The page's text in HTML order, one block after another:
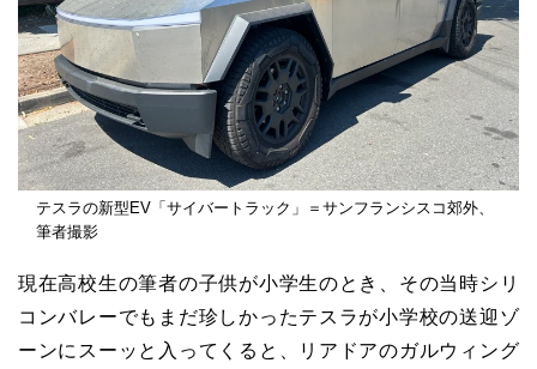
テスラの新型EV「サイバートラック」＝サンフランシスコ郊外、
筆者撮影
現在高校生の筆者の子供が小学生のとき、その当時シリ
コンバレーでもまだ珍しかったテスラが小学校の送迎ゾ
ーンにスーッと入ってくると、リアドアのガルウィング